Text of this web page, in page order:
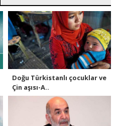
Doğu Türkistanlı çocuklar ve
Çin aşısı-A..